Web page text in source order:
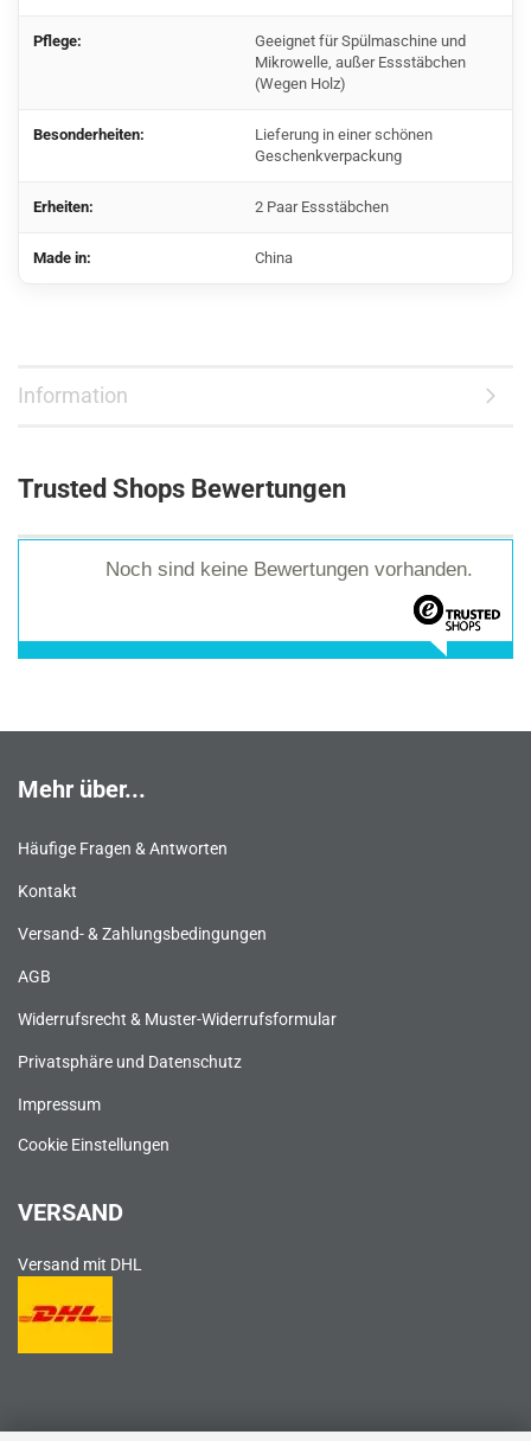
Pflege:
Geeignet für Spülmaschine und
Mikrowelle, außer Essstäbchen
(Wegen Holz)
Besonderheiten:
Lieferung in einer schönen
Geschenkverpackung
Erheiten: 2 Paar Essstäbchen
Made in: China
Information
Trusted Shops Bewertungen
Noch sind keine Bewertungen vorhanden.
Mehr über...
Häufige Fragen & Antworten
Kontakt
Versand- & Zahlungsbedingungen
AGB
Widerrufsrecht & Muster-Widerrufsformular
Privatsphäre und Datenschutz
Impressum
Cookie Einstellungen
VERSAND
Versand mit DHL